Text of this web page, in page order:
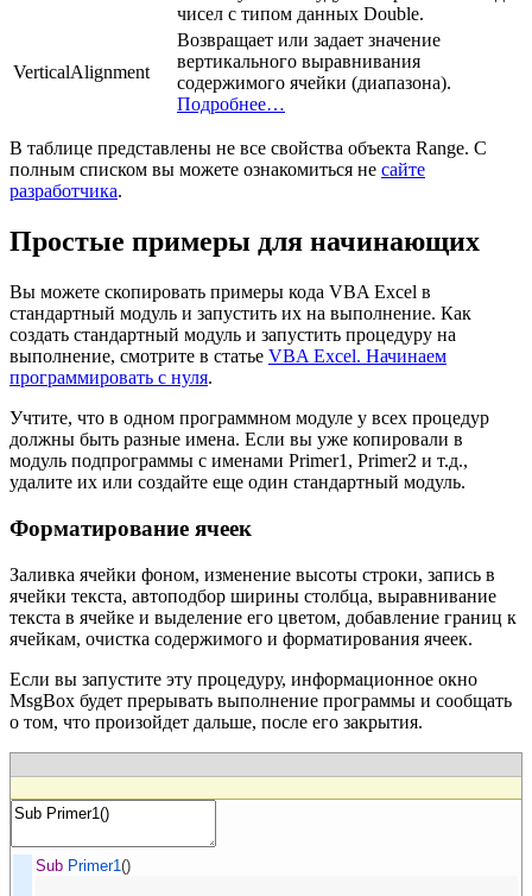
чисел с типом данных Double.
VerticalAlignment
Возвращает или задает значение
вертикального выравнивания
содержимого ячейки (диапазона).
Подробнее…
В таблице представлены не все свойства объекта Range. С
полным списком вы можете ознакомиться не сайте
разработчика.
Простые примеры для начинающих
Вы можете скопировать примеры кода VBA Excel в
стандартный модуль и запустить их на выполнение. Как
создать стандартный модуль и запустить процедуру на
выполнение, смотрите в статье VBA Excel. Начинаем
программировать с нуля.
Учтите, что в одном программном модуле у всех процедур
должны быть разные имена. Если вы уже копировали в
модуль подпрограммы с именами Primer1, Primer2 и т.д.,
удалите их или создайте еще один стандартный модуль.
Форматирование ячеек
Заливка ячейки фоном, изменение высоты строки, запись в
ячейки текста, автоподбор ширины столбца, выравнивание
текста в ячейке и выделение его цветом, добавление границ к
ячейкам, очистка содержимого и форматирования ячеек.
Если вы запустите эту процедуру, информационное окно
MsgBox будет прерывать выполнение программы и сообщать
о том, что произойдет дальше, после его закрытия.
Sub Primer1()